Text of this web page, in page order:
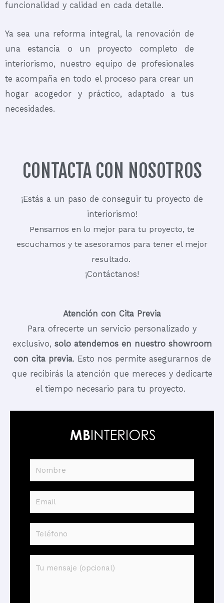
funcionalidad y calidad en cada detalle.
Ya sea una reforma integral, la renovación de
una estancia o un proyecto completo de
interiorismo, nuestro equipo de profesionales
te acompaña en todo el proceso para crear un
hogar acogedor y práctico, adaptado a tus
necesidades.
CONTACTA CON NOSOTROS
¡Estás a un paso de conseguir tu proyecto de
interiorismo!
Pensamos en lo mejor para tu proyecto, te
escuchamos y te asesoramos para tener el mejor
resultado.
¡Contáctanos!
Atención con Cita Previa
Para ofrecerte un servicio personalizado y
exclusivo, solo atendemos en nuestro showroom
con cita previa. Esto nos permite asegurarnos de
que recibirás la atención que mereces y dedicarte
el tiempo necesario para tu proyecto.